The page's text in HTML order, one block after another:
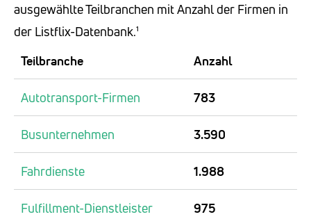
ausgewählte Teilbranchen mit Anzahl der Firmen in
der Listflix-Datenbank.¹
Teilbranche
Anzahl
Autotransport-Firmen 783
Busunternehmen 3.590
Fahrdienste 1.988
Fulfillment-Dienstleister 975